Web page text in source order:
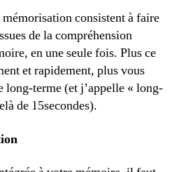
consistent à faire
de la compréhension
en une seule fois. Plus ce
et rapidement, plus vous
long-terme (et j’appelle « long-
de 15secondes).